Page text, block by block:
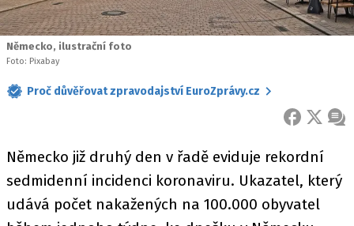
Německo, ilustrační foto
Foto: Pixabay
Proč důvěřovat zpravodajství EuroZprávy.cz
FACEBOOK
X
Německo již druhý den v řadě eviduje rekordní
sedmidenní incidenci koronaviru. Ukazatel, který
udává počet nakažených na 100.000 obyvatel